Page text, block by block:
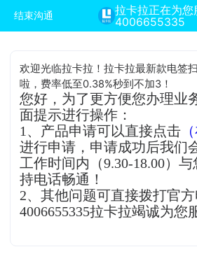
结束沟通
拉卡拉正在为您
4006655335
欢迎光临拉卡拉！拉卡拉最新款电签
啦，费率低至0.38%秒到不加3！
您好，为了更方便您办理业
面提示进行操作：
1、产品申请可以直接点击
进行申请，申请成功后我们
工作时间内（9.30-18.00）
持电话畅通！
2、其他问题可直接拨打官方
4006655335拉卡拉竭诚为您